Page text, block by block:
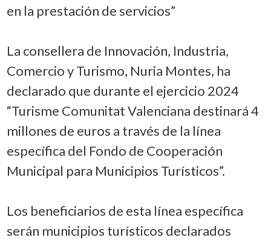
en la prestación de servicios”
La consellera de Innovación, Industria,
Comercio y Turismo, Nuria Montes, ha
declarado que durante el ejercicio 2024
“Turisme Comunitat Valenciana destinará 4
millones de euros a través de la línea
específica del Fondo de Cooperación
Municipal para Municipios Turísticos”.
Los beneficiarios de esta línea específica
serán municipios turísticos declarados